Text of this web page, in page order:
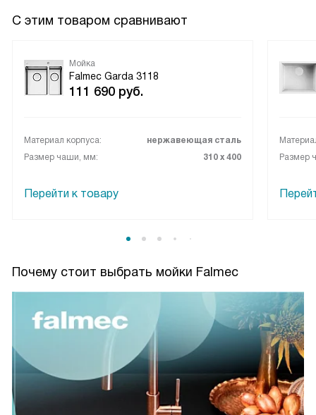
С этим товаром сравнивают
Мойка
Falmec Garda 3118
111 690 руб.
Материал корпуса:
нержавеющая сталь
Размер чаши, мм:
310 x 400
Перейти к товару
Размер
Почему стоит выбрать мойки Falmec